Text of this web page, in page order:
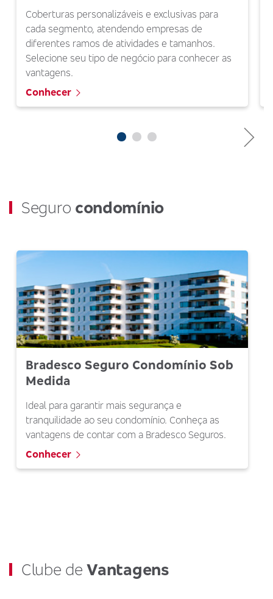
Coberturas personalizáveis e exclusivas para
cada segmento, atendendo empresas de
diferentes ramos de atividades e tamanhos.
Selecione seu tipo de negócio para conhecer as
vantagens.
Conhecer
Seguro condomínio
Bradesco Seguro Condomínio Sob
Medida
Ideal para garantir mais segurança e
tranquilidade ao seu condomínio. Conheça as
vantagens de contar com a Bradesco Seguros.
Conhecer
Clube deVantagens